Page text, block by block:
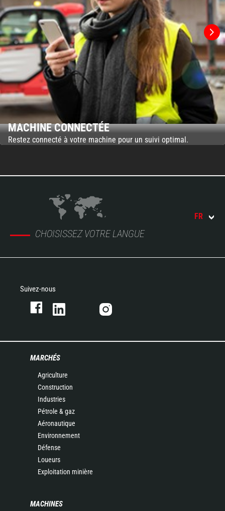
MACHINE CONNECTÉE
Restez connecté à votre machine pour un suivi optimal.
CHOISISSEZ VOTRE LANGUE
FR
Suivez-nous
MARCHÉS
Agriculture
Construction
Industries
Pétrole & gaz
Aéronautique
Environnement
Défense
Loueurs
Exploitation minière
MACHINES